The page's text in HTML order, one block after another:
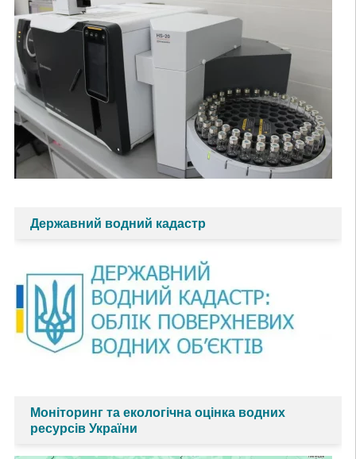
Державний водний кадастр
Моніторинг та екологічна оцінка водних
ресурсів України